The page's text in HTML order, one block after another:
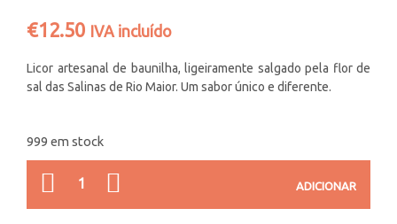
€12.50 IVA incluído
Licor artesanal de baunilha, ligeiramente salgado pela flor de
sal das Salinas de Rio Maior. Um sabor único e diferente.
999 em stock
QUANTIDADE
ADICIONAR